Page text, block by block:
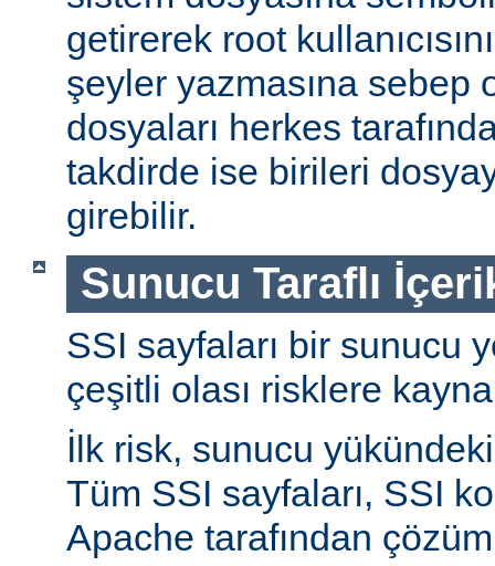
getirerek root
şeyler yazmasına sebep
dosyaları herkes
takdirde ise birileri
girebilir.
Sunucu Taraflı
SSI sayfaları bir sunucu
çeşitli olası risklere
İlk risk, sunucu yükündeki
Tüm SSI sayfaları, SSI
Apache tarafından